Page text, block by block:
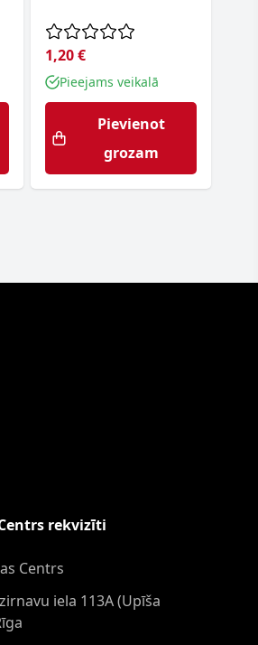
1,20 €
Pieejams veikalā
Pievienot
grozam
rekvizīti
Centrs
iela 113A (Upīša